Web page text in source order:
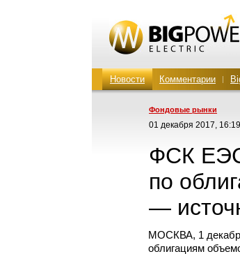
Новости Комментарии
Фондовые рынки
01 декабря 2017, 16:19
ФСК ЕЭС
по
—
МОСКВА, 1
облигациям